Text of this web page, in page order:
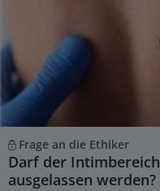
Frage an die Ethiker
Darf der
ausgelassen werden?